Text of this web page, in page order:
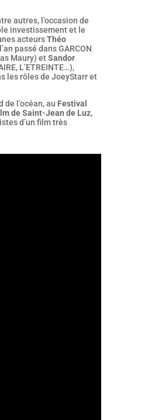
autres, l’occasion de
investissement et le
acteursThéo
passé dans GARCON
Maury) etSandor
L’ETREINTE…),
les rôles de JoeyStarr et
de l’océan, au Festival
de Saint-Jean de Luz,
d’un film très